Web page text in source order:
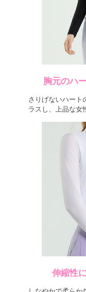
胸元のハ
さりげないハート
ラスし、上品な女
伸縮性